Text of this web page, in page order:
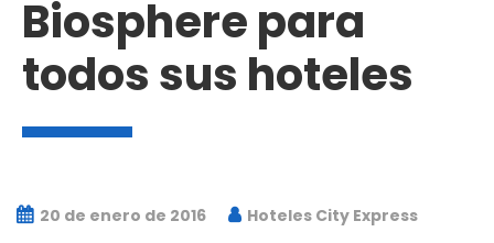
Biosphere para
todos sus hoteles
20 de enero de 2016 Hoteles City Express